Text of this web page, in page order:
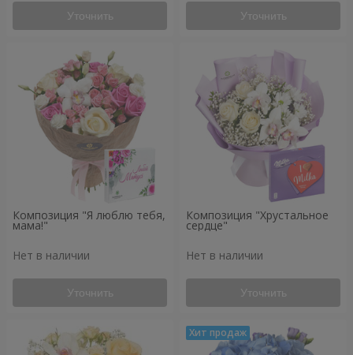
Уточнить Уточнить
Композиция "Я люблю тебя,
мама!"
Нет в наличии
Уточнить
Композиция "Хрустальное
сердце"
Нет в наличии
Уточнить